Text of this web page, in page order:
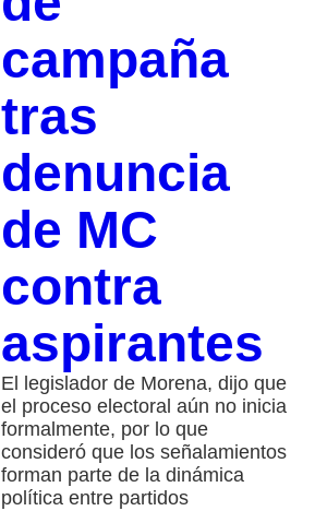
campaña
tras
denuncia
de MC
contra
aspirantes
El legislador de Morena, dijo que
el proceso electoral aún no inicia
formalmente, por lo que
consideró que los señalamientos
forman parte de la dinámica
política entre partidos